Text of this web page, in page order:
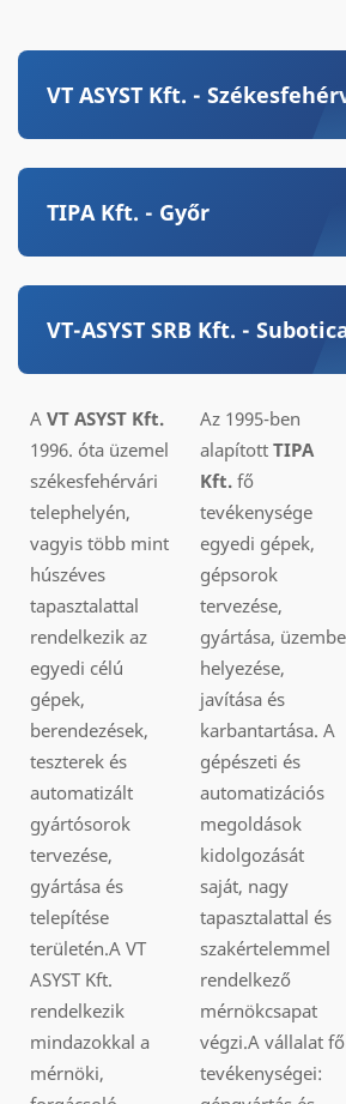
VT ASYST Kft. -
TIPA Kft. - Győr
VT-ASYST SRB Kft. -
A VT ASYST Kft.
1996. óta üzemel
székesfehérvári
telephelyén,
vagyis több mint
húszéves
tapasztalattal
rendelkezik az
egyedi célú
gépek,
berendezések,
teszterek és
automatizált
gyártósorok
tervezése,
gyártása és
telepítése
területén.A VT
ASYST Kft.
rendelkezik
mindazokkal a
mérnöki,
Az 1995-ben
alapított TIPA
Kft. fő
tevékenysége
egyedi gépek,
gépsorok
tervezése,
gyártása, üzembe
helyezése,
javítása és
karbantartása. A
gépészeti és
automatizációs
megoldások
kidolgozását
saját, nagy
tapasztalattal és
szakértelemmel
rendelkező
mérnökcsapat
végzi.A vállalat fő
tevékenységei: